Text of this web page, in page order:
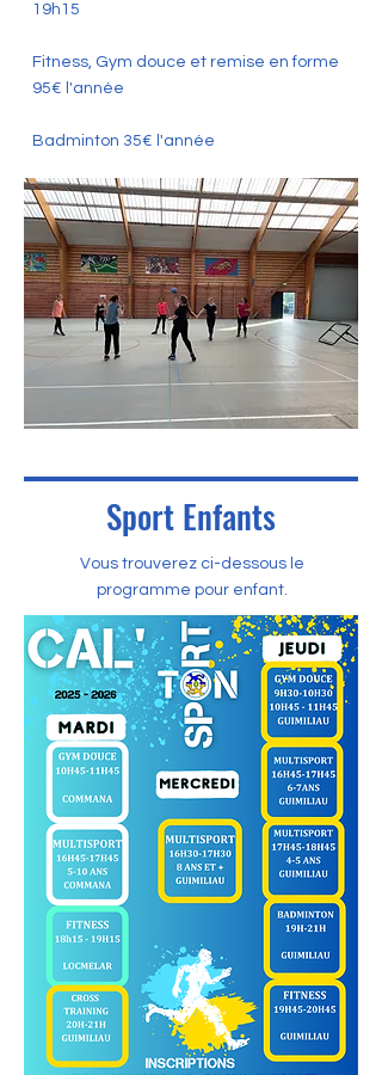
19h15
Fitness, Gym douce et remise en forme
95€ l'année
Badminton 35€ l'année
Sport Enfants
Vous trouverez ci-dessous le
programme pour enfant.